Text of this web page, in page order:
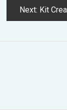
Next: Kit